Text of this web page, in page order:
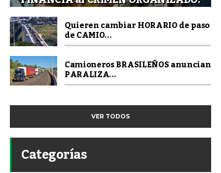
Quieren cambiar HORARIO de paso
de CAMIO...
Camioneros BRASILEÑOS anuncian
PARALIZA...
VER TODOS
Categorías